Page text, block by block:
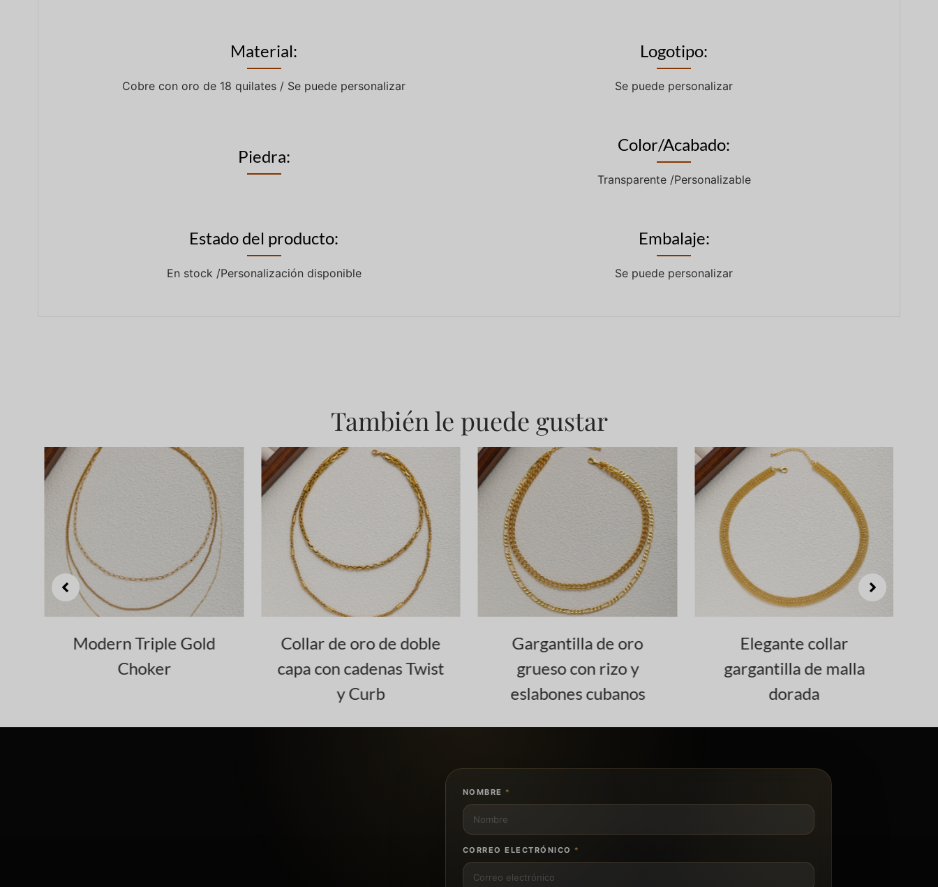
Material:
Cobre con oro de 18 quilates / Se puede personalizar
Logotipo:
Se puede personalizar
Piedra:
Color/Acabado:
Transparente /Personalizable
Estado del producto:
En stock /Personalización disponible
Embalaje:
Se puede personalizar
También le puede gustar
Modern Triple Gold
Choker
Collar de oro de doble
capa con cadenas Twist
y Curb
Gargantilla de oro
grueso con rizo y
eslabones cubanos
Elegante collar
gargantilla de malla
dorada
NOMBRE *
CORREO ELECTRÓNICO *